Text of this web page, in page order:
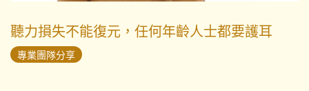
聽力損失不能復元，任何年齡人士都要護耳
專業團隊分享